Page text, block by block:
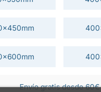
Envío gratis desde 60€